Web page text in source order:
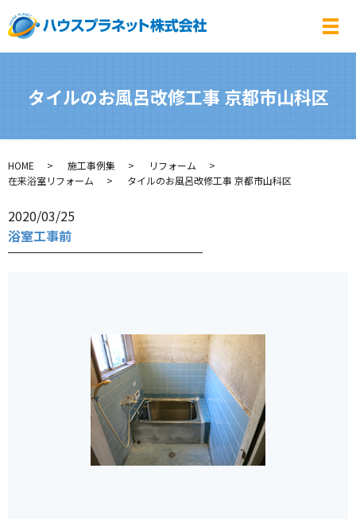
メ
タイルのお風呂改修工事 京都市山科区
HOME 施工事例集
リフォーム
在来浴室リフォーム
タイルのお風呂改修工事 京都市山科区
2020/03/25
浴室工事前